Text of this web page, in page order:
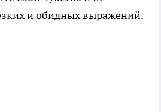
и обидных выражений.